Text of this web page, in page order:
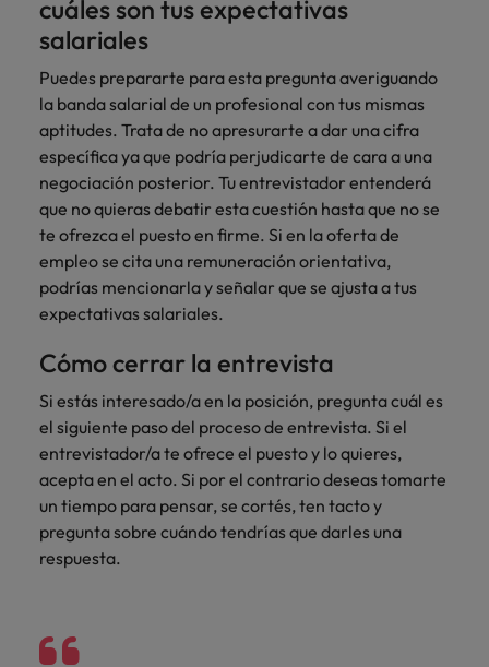
cuáles son tus expectativas
salariales
Puedes prepararte para esta pregunta averiguando
la banda salarial de un profesional con tus mismas
aptitudes. Trata de no apresurarte a dar una cifra
específica ya que podría perjudicarte de cara a una
negociación posterior. Tu entrevistador entenderá
que no quieras debatir esta cuestión hasta que no se
te ofrezca el puesto en firme. Si en la oferta de
empleo se cita una remuneración orientativa,
podrías mencionarla y señalar que se ajusta a tus
expectativas salariales.
Cómo cerrar la entrevista
Si estás interesado/a en la posición, pregunta cuál es
el siguiente paso del proceso de entrevista. Si el
entrevistador/a te ofrece el puesto y lo quieres,
acepta en el acto. Si por el contrario deseas tomarte
un tiempo para pensar, se cortés, ten tacto y
pregunta sobre cuándo tendrías que darles una
respuesta.